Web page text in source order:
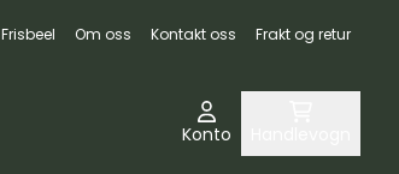
Frisbeel Om oss Kontakt oss Frakt og retur
Konto